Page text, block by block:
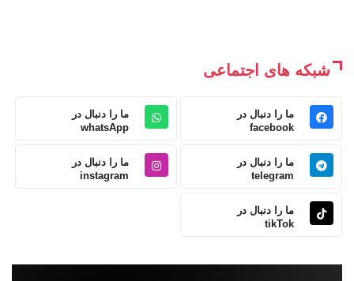
شبکه های اجتماعی
ما را دنبال در
facebook
ما را دنبال در
whatsApp
ما را دنبال در
telegram
ما را دنبال در
instagram
ما را دنبال در
tikTok